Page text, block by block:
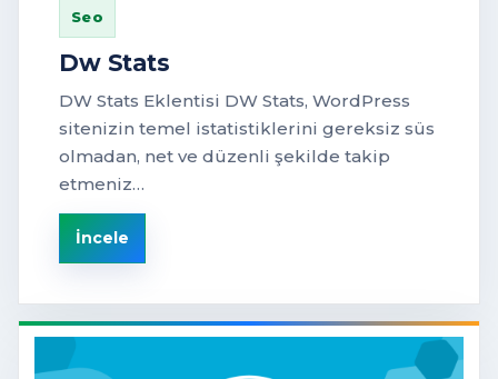
Seo
Dw Stats
DW Stats Eklentisi DW Stats, WordPress
sitenizin temel istatistiklerini gereksiz süs
olmadan, net ve düzenli şekilde takip
etmeniz…
İncele